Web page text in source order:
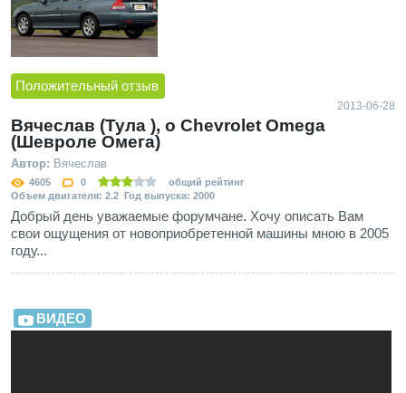
Положительный отзыв
2013-06-28
Вячеслав (Тула ), о Chevrolet Omega
(Шевроле Омега)
Автор: Вячеслав
4605 0
общий рейтинг
Объем двигателя: 2.2 Год выпуска: 2000
Добрый день уважаемые форумчане. Хочу описать Вам
свои ощущения от новоприобретенной машины мною в 2005
году...
ВИДЕО